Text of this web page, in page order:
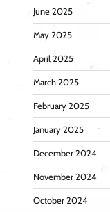
June 2025
May 2025
April 2025
March 2025
February 2025
January 2025
December 2024
November 2024
October 2024